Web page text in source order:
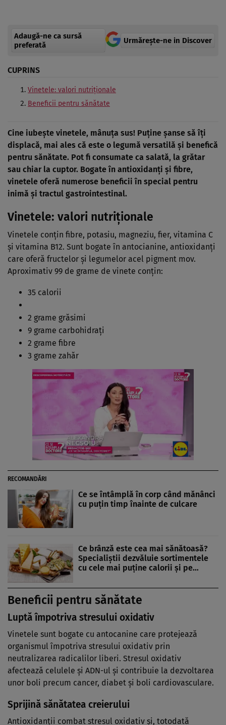
Adaugă-ne ca sursă
preferată
Urmărește-ne in Discover
CUPRINS
Vinetele: valori nutriționale
Beneficii pentru sănătate
Cine iubește vinetele, mânuța sus! Puține șanse să îți
displacă, mai ales că este o legumă versatilă și benefică
pentru sănătate. Pot fi consumate ca salată, la grătar
sau chiar la cuptor. Bogate în antioxidanți și fibre,
vinetele oferă numerose beneficii în special pentru
inimă și tractul gastrointestinal.
Vinetele: valori nutriționale
Vinetele conțin fibre, potasiu, magneziu, fier, vitamina C
și vitamina B12. Sunt bogate în antocianine, antioxidanți
care oferă fructelor și legumelor acel pigment mov.
Aproximativ 99 de grame de vinete conțin:
35 calorii
2 grame grăsimi
9 grame carbohidrați
2 grame fibre
3 grame zahăr
RECOMANDĂRI
Ce se întâmplă în corp când mănânci
cu puțin timp înainte de culcare
Ce brânză este cea mai sănătoasă?
Specialiștii dezvăluie sortimentele
cu cele mai puține calorii și pe…
Beneficii pentru sănătate
Luptă împotriva stresului oxidativ
Vinetele sunt bogate cu antocanine care protejează
organismul împotriva stresului oxidativ prin
neutralizarea radicalilor liberi. Stresul oxidativ
afectează celulele și ADN-ul și contribuie la dezvoltarea
unor boli precum cancer, diabet și boli cardiovasculare.
Sprijină sănătatea creierului
Antioxidanții combat stresul oxidativ și, totodată